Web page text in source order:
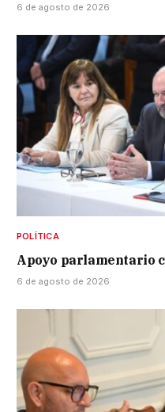
6 de agosto de 2026
POLÍTICA
Apoyo parlamentario
6 de agosto de 2026